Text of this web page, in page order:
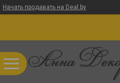
Начать продавать на Deal.by